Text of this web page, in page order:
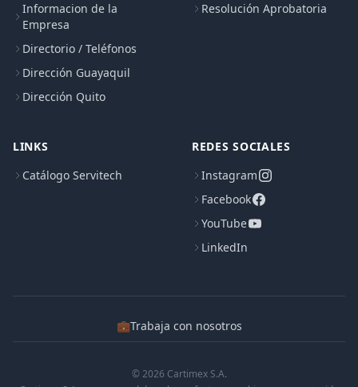
Informacion de la
Empresa
Directorio / Teléfonos
Dirección Guayaquil
Dirección Quito
Resolución Aprobatoria
LINKS
Catálogo Servitech
REDES SOCIALES
Instagram
Facebook
YouTube
LinkedIn
💼Trabaja con nosotros
© 2026 Cartimex S.A.